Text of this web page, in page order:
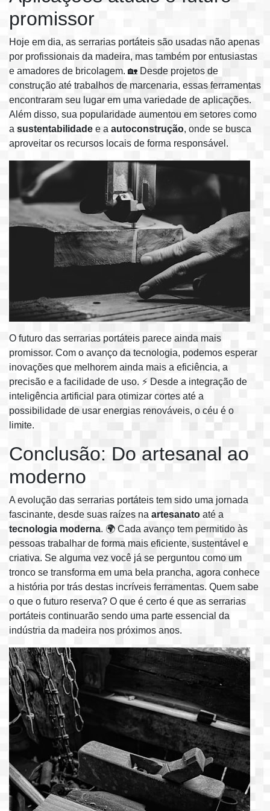
promissor
Hoje em dia, as serrarias portáteis são usadas não apenas
por profissionais da madeira, mas também por entusiastas
e amadores de bricolagem. 🏡 Desde projetos de
construção até trabalhos de marcenaria, essas ferramentas
encontraram seu lugar em uma variedade de aplicações.
Além disso, sua popularidade aumentou em setores como
a sustentabilidade e a autoconstrução, onde se busca
aproveitar os recursos locais de forma responsável.
O futuro das serrarias portáteis parece ainda mais
promissor. Com o avanço da tecnologia, podemos esperar
inovações que melhorem ainda mais a eficiência, a
precisão e a facilidade de uso. ⚡ Desde a integração de
inteligência artificial para otimizar cortes até a
possibilidade de usar energias renováveis, o céu é o
limite.
Conclusão: Do artesanal ao
moderno
A evolução das serrarias portáteis tem sido uma jornada
fascinante, desde suas raízes na artesanato até a
tecnologia moderna. 🌍 Cada avanço tem permitido às
pessoas trabalhar de forma mais eficiente, sustentável e
criativa. Se alguma vez você já se perguntou como um
tronco se transforma em uma bela prancha, agora conhece
a história por trás destas incríveis ferramentas. Quem sabe
o que o futuro reserva? O que é certo é que as serrarias
portáteis continuarão sendo uma parte essencial da
indústria da madeira nos próximos anos.